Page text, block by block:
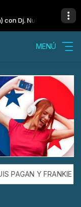
Dj. NuN
MENÚ
Y FRANKIE